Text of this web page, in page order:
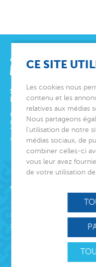
SIÈGE SOCIAL
ET DIRECTION
6 avenue Édith Cavell
06000 Nice
Tél.
04 92 00 24 50
siege@montjoye.org
Acteur de lien
Protection Enfance
Accueil des victimes
CE SITE
Les cookies nous
contenu et les
relatives aux médias
Nous partageons
l’utilisation de notre
médias sociaux, de
combiner celles-ci
vous leur avez
de votre utilisation